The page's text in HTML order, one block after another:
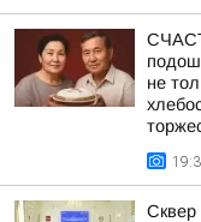
не
Сквер